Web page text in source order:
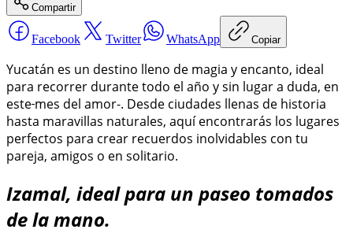
Compartir
Facebook Twitter WhatsApp Copiar
Yucatán es un destino lleno de magia y encanto, ideal
para recorrer durante todo el año y sin lugar a duda, en
este mes del amor-. Desde ciudades llenas de historia
hasta maravillas naturales, aquí encontrarás los lugares
perfectos para crear recuerdos inolvidables con tu
pareja, amigos o en solitario.
Izamal, ideal para un paseo tomados
de la mano.